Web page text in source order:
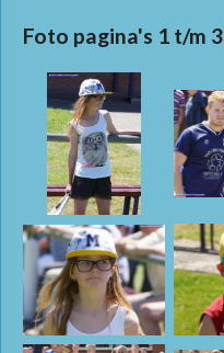
Foto pagina's 1 t/m 3